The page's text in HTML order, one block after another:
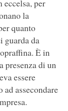
per
la
quanto
guarda da
È in
presenza di un
essere
assecondare